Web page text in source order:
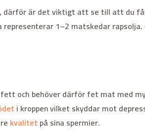
därför är det viktigt att se till att du
1–2 matskedar rapsolja.
fett och behöver därför fet mat med
i kroppen vilket skyddar mot
kvalitet på sina spermier.